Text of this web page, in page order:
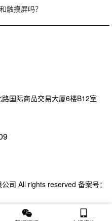
触摸屏吗？
国际商品交易大厦6楼B12室
司 All rights reserved 备案号：